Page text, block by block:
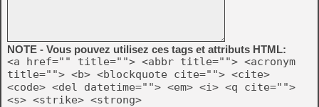
NOTE - Vous pouvez utilisez ces tags et attributs HTML:
<a href="" title=""> <abbr title=""> <acronym
title=""> <b> <blockquote cite=""> <cite>
<code> <del datetime=""> <em> <i> <q cite="">
<s> <strike> <strong>